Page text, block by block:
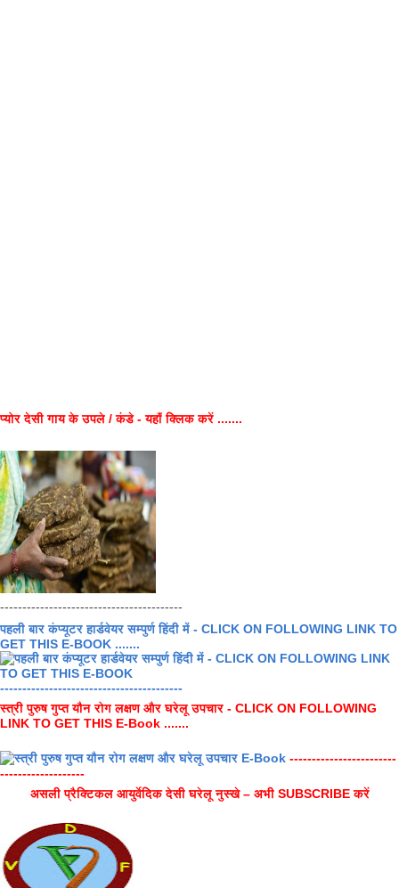
प्योर देसी गाय के उपले / कंडे - यहाँ क्लिक करें .......
-----------------------------------------
पहली बार कंप्यूटर हार्डवेयर सम्पुर्ण हिंदी में - CLICK ON FOLLOWING LINK TO
GET THIS E-BOOK .......
-----------------------------------------
स्त्री पुरुष गुप्त यौन रोग लक्षण और घरेलू उपचार - CLICK ON FOLLOWING
LINK TO GET THIS E-Book .......
------------------------
-------------------
असली प्रैक्टिकल आयुर्वेदिक देसी घरेलू नुस्खे – अभी SUBSCRIBE करें